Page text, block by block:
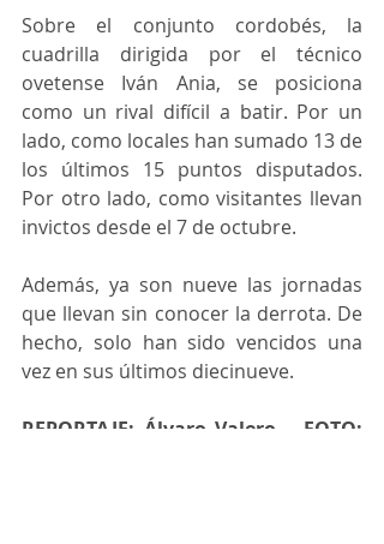
Sobre el conjunto cordobés, la
cuadrilla dirigida por el técnico
ovetense Iván Ania, se posiciona
como un rival difícil a batir. Por un
lado, como locales han sumado 13 de
los últimos 15 puntos disputados.
Por otro lado, como visitantes llevan
invictos desde el 7 de octubre.
Además, ya son nueve las jornadas
que llevan sin conocer la derrota. De
hecho, solo han sido vencidos una
vez en sus últimos diecinueve.
REPORTAJE: Álvaro Valero   FOTO: